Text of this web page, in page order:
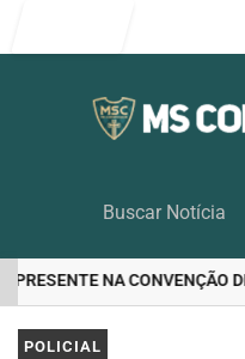
NA CONVENÇÃO DE
EM ALTA
POLICIAL